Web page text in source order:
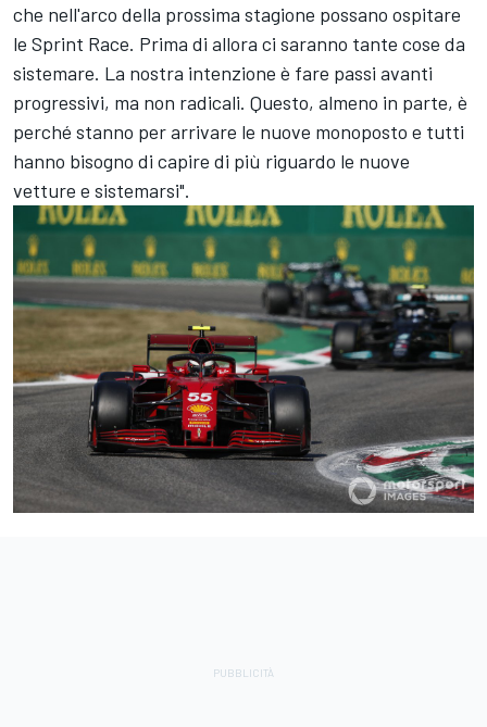
che nell'arco della prossima stagione possano ospitare
le Sprint Race. Prima di allora ci saranno tante cose da
sistemare. La nostra intenzione è fare passi avanti
progressivi, ma non radicali. Questo, almeno in parte, è
perché stanno per arrivare le nuove monoposto e tutti
hanno bisogno di capire di più riguardo le nuove
vetture e sistemarsi".